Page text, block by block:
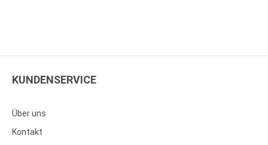
KUNDENSERVICE
Über uns
Kontakt